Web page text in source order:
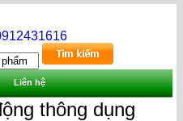
Liên hệ
thông dụng